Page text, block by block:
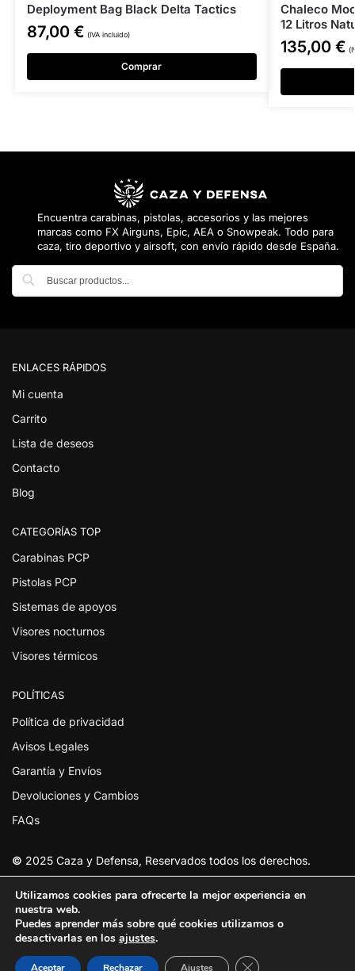
Deployment Bag Black Delta Tactics
87,00 € (IVA incluido)
Comprar
Chaleco
12 Litros
135,00 €
Encuentra carabinas, pistolas, accesorios y las mejores
marcas como FX Airguns, Epic, AEA o Snowpeak. Todo para
caza, tiro deportivo y airsoft, con envío rápido desde España.
ENLACES RÁPIDOS
Mi cuenta
Carrito
Lista de deseos
Contacto
Blog
CATEGORÍAS TOP
Carabinas PCP
Pistolas PCP
Sistemas de apoyos
Visores nocturnos
Visores térmicos
POLÍTICAS
Política de privacidad
Avisos Legales
Garantía y Envíos
Devoluciones y Cambios
FAQs
© 2025 Caza y Defensa, Reservados todos los derechos.
Utilizamos cookies para ofrecerte la mejor experiencia en
nuestra web.
Puedes aprender más sobre qué cookies utilizamos o
desactivarlas en los ajustes.
Aceptar Rechazar Ajustes Cerrar el banner de